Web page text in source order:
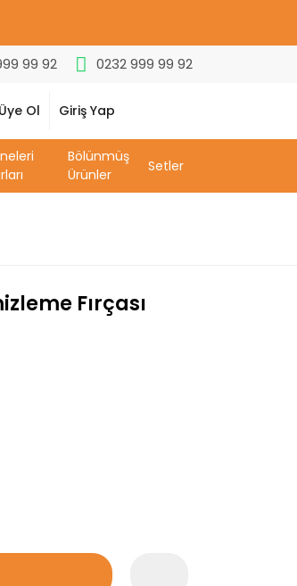
99 92 0232 999 99 92
Üye Ol Giriş Yap
Bölünmüş
Ürünler
Setler
Fırçası